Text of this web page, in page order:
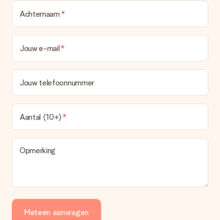
Achternaam
Jouw e-mail
Jouw telefoonnummer
Aantal (10+)
Opmerking
Meteen aanvragen